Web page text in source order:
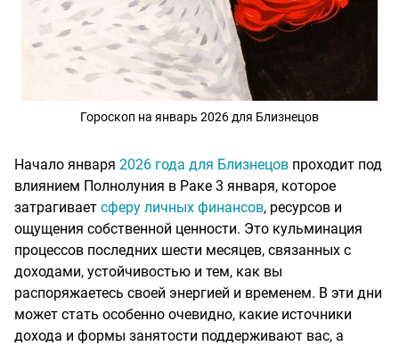
Гороскоп на январь 2026 для Близнецов
Начало января 2026 года для Близнецов проходит под
влиянием Полнолуния в Раке 3 января, которое
затрагивает сферу личных финансов, ресурсов и
ощущения собственной ценности. Это кульминация
процессов последних шести месяцев, связанных с
доходами, устойчивостью и тем, как вы
распоряжаетесь своей энергией и временем. В эти дни
может стать особенно очевидно, какие источники
дохода и формы занятости поддерживают вас, а